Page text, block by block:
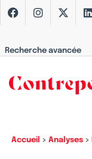
Recherche avancée
Accueil > Analyses>